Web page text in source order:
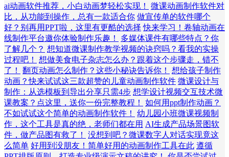
ai动画软件推荐，小白动画梦轻松实现！
微课动画制作软件对
比，从功能到操作，总有一款适合你 做宣传单的软件哪个
好？别再用PPT啦，这里有更酷的选择 快来学习！卷轴动画在
线制作平台邀你体验制作乐趣！
多媒体课件有哪些特点？你
了解几个？ 想知道微课制作教学视频的诀窍吗？看我的实操
过程吧！
想做美食电子杂志怎么办？跟着这个步骤走，错不
了！
翻页动画怎么制作？这些小秘诀告诉你！
想给孩子制作
动画？快来试试这三款超赞的儿童动画制作软件 微课设计与
制作：从选模板到导出分享只需4步 想学设计视频交互技术微
课教案？点这里，送你一份完整教程！
如何用ppt制作动画？
不如试试这个简单的动画制作软件！
幼儿园小班微课视频制
作，这个工具是真的绝，老师们都在用 AI生成产品场景图软
件，做产品图有救了！
没想到吧？微课数字人对话实现竟这
么简单 好用到没朋友！简单好用的动画制作工具在此 遵循